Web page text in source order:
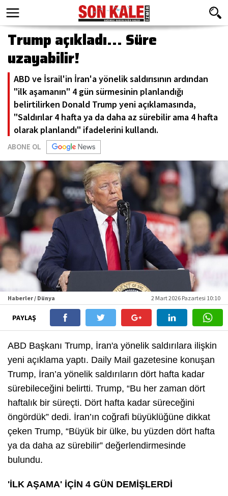
Trump açıkladı... Süre
uzayabilir!
ABD ve İsrail'in İran'a yönelik saldırısının ardından
"ilk aşamanın" 4 gün sürmesinin planlandığı
belirtilirken Donald Trump yeni açıklamasında,
"Saldırılar 4 hafta ya da daha az sürebilir ama 4 hafta
olarak planlandı" ifadelerini kullandı.
ABONE OL
Haberler / Dünya 2 Mart 2026 Pazartesi 10:10
PAYLAŞ
ABD Başkanı Trump, İran'a yönelik saldırılara ilişkin
yeni açıklama yaptı. Daily Mail gazetesine konuşan
Trump, İran’a yönelik saldırıların dört hafta kadar
sürebileceğini belirtti. Trump, “Bu her zaman dört
haftalık bir süreçti. Dört hafta kadar süreceğini
öngördük” dedi. İran’ın coğrafi büyüklüğüne dikkat
çeken Trump, “Büyük bir ülke, bu yüzden dört hafta
ya da daha az sürebilir” değerlendirmesinde
bulundu.
'İLK AŞAMA' İÇİN 4 GÜN DEMİŞLERDİ